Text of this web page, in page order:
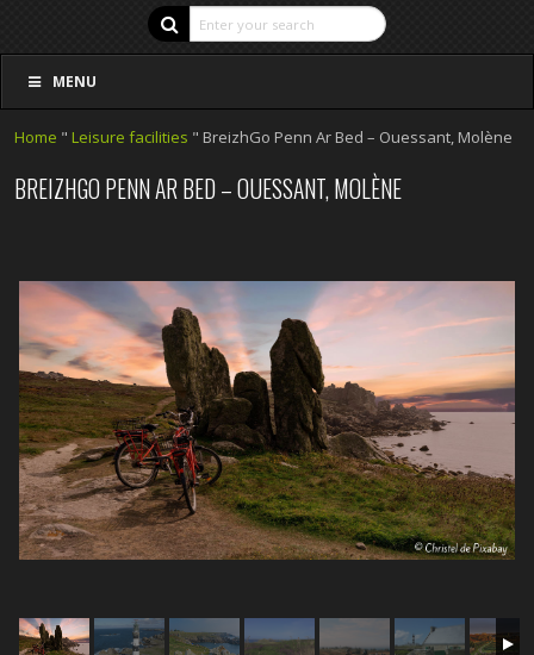
MENU
Home " Leisure facilities " BreizhGo Penn Ar Bed – Ouessant, Molène
BREIZHGO PENN AR BED – OUESSANT, MOLÈNE